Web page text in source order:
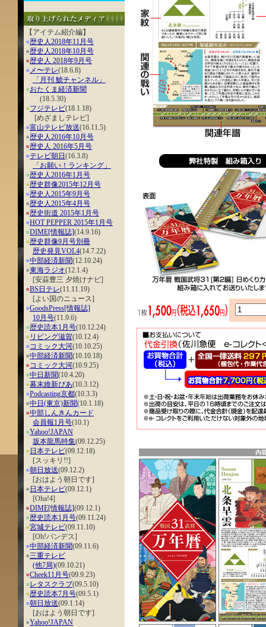
【アイテム紹介編】
●歴史人2018年11月号
●歴史人2018年10月号
●歴史人 2018年9月号
● メ〜テレ(18.6.8)
「月刊 鯱チャンネル」
●おたくま経済新聞
(18.5.30)
●フジテレビ(18.1.18)
[めざましテレビ]
●富山テレビ放送(16.11.5)
●歴史人2016年10月号
●歴史人 2016年5月号
●テレビ朝日 (16.3.8)
「お願い！ランキング」
●歴史人2016年1月号
●歴史群像2015年12月号
●歴史人2015年9月号
●歴史人2015年4月号
●歴史街道 2015年1月号
●HOT PEPPER 2015年1月号
●DIME[情報誌](14.9.16)
●歴史群像9月号別冊
歴史発見VOL4(14.7.22)
●中部経済新聞(12.10.24)
●東海ラジオ(12.1.4)
[安蒜豊三 夕焼けナビ]
●BS日テレ(11.11.19)
[よい国のニュース]
●GoodsPress[情報誌]
10月号(11.9.6)
●歴史読本1月号(10.12.24)
● リビング滋賀(10.12.4)
●コミック大河(10.10.25)
●中部経済新聞(10.10.18)
●コミック大河(10.9.25)
●中日新聞(10.4.20)
●幕末維新ぴあ(10.3.12)
●Podcasting京都(10.3.3)
●中日(東京)新聞(10.1.18)
●中部しんきんカード
会員報1月号(10.1)
●Yahoo!JAPAN
坂本龍馬特集(09.12.25)
● 日本テレビ(09.12.18)
[スッキリ!!]
●朝日放送(09.12.2)
[おはよう朝日です]
● 日本テレビ(09.12.1)
[Oha!4]
●DIME[情報誌](09.12.1)
●歴史読本1月号(09.11.24)
●宮城テレビ(09.11.10)
[Oh!バンデス]
●中部経済新聞(09.11.6)
●三重テレビ
(他7局)(09.10.21)
●Cheek11月号(09.9.23)
●レタスクラブ(09.5.10)
●歴史読本7月号(09.5.1)
●朝日放送(09.1.14)
[おはよう朝日です]
●Yahoo!JAPAN
内